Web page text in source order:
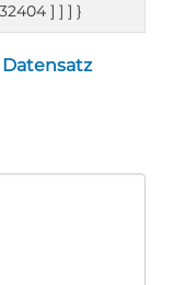
] ] ] }